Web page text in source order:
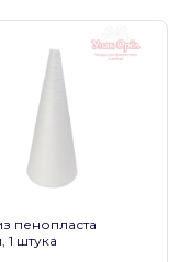
пенопласта
1 штука